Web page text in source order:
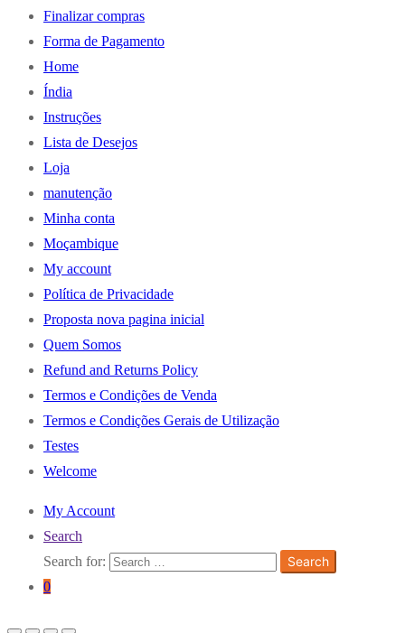
Finalizar compras
Forma de Pagamento
Home
Índia
Instruções
Lista de Desejos
Loja
manutenção
Minha conta
Moçambique
My account
Política de Privacidade
Proposta nova pagina inicial
Quem Somos
Refund and Returns Policy
Termos e Condições de Venda
Termos e Condições Gerais de Utilização
Testes
Welcome
My Account
Search
Search for:
Search
0